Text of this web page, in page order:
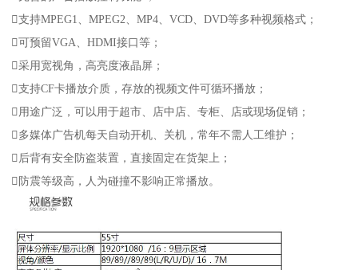
支持MPEG1、MPEG2、MP4、VCD、DVD等多种视频格式；
可预留VGA、HDMI接口等；
采用宽视角，高亮度液晶屏；
支持CF卡播放介质，存放的视频文件可循环播放；
用途广泛，可以用于超市、店中店、专柜、店或现场促销；
多媒体广告机每天自动开机、关机，常年不需人工维护；
后背有安全防盗装置，直接固定在货架上；
防震等级高，人为碰撞不影响正常播放。